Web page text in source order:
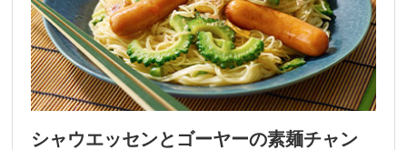
シャウエッセンとゴーヤーの素麺チャン